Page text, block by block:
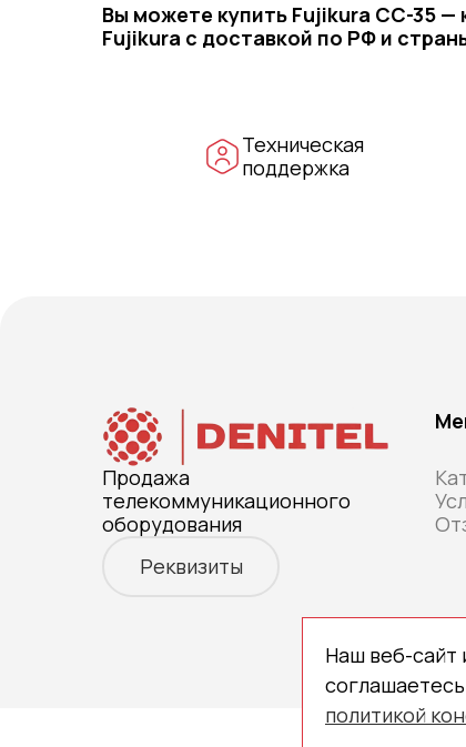
Вы можете купить Fujikura CC-35
Fujikura с доставкой по РФ и
Техническая
поддержка
Продажа
телекоммуникационного
оборудования
Реквизиты
Наш веб-сайт
политикой